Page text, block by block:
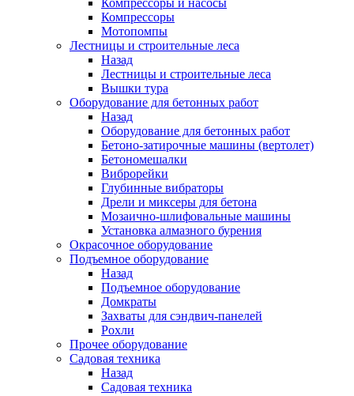
Компрессоры и насосы
Компрессоры
Мотопомпы
Лестницы и строительные леса
Назад
Лестницы и строительные леса
Вышки тура
Оборудование для бетонных работ
Назад
Оборудование для бетонных работ
Бетоно-затирочные машины (вертолет)
Бетономешалки
Виброрейки
Глубинные вибраторы
Дрели и миксеры для бетона
Мозаично-шлифовальные машины
Установка алмазного бурения
Окрасочное оборудование
Подъемное оборудование
Назад
Подъемное оборудование
Домкраты
Захваты для сэндвич-панелей
Рохли
Прочее оборудование
Садовая техника
Назад
Садовая техника